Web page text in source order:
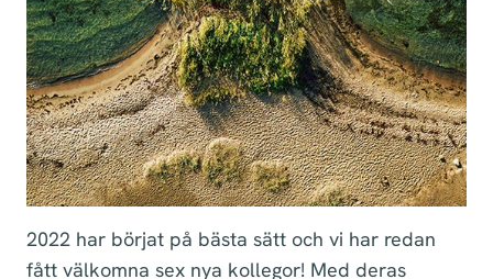
2022 har börjat på bästa sätt och vi har redan
fått välkomna sex nya kollegor! Med deras